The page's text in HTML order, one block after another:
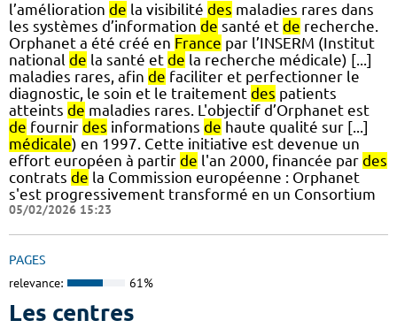
l’amélioration de la visibilité des maladies rares dans
les systèmes d’information de santé et de recherche.
Orphanet a été créé en France par l’INSERM (Institut
national de la santé et de la recherche médicale) [...]
maladies rares, afin de faciliter et perfectionner le
diagnostic, le soin et le traitement des patients
atteints de maladies rares. L'objectif d’Orphanet est
de fournir des informations de haute qualité sur [...]
médicale) en 1997. Cette initiative est devenue un
effort européen à partir de l'an 2000, financée par des
contrats de la Commission européenne : Orphanet
s'est progressivement transformé en un Consortium
05/02/2026 15:23
PAGES
relevance: 61%
Les centres